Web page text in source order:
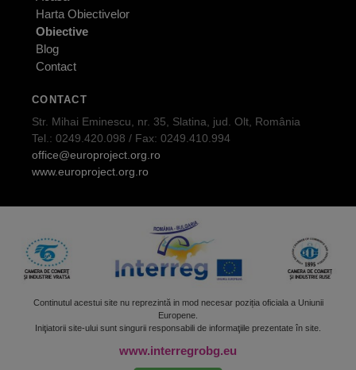
Harta Obiectivelor
Obiective
Blog
Contact
CONTACT
Str. Mihai Eminescu, nr. 35, Slatina, jud. Olt, România
Tel.: 0249.420.098 / Fax: 0249.410.994
office@europroject.org.ro
www.europroject.org.ro
Continutul acestui site nu reprezintă in mod necesar poziția oficiala a Uniunii
Europene.
Iniţiatorii site-ului sunt singurii responsabili de informaţiile prezentate în site.
www.interregrobg.eu